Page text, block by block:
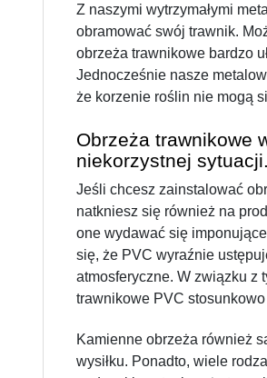
Z naszymi wytrzymałymi
obramować swój trawnik.
obrzeża trawnikowe bardzo
Jednocześnie nasze
że korzenie roślin nie mogą
Obrzeża trawnikowe
niekorzystnej
Jeśli chcesz zainstalować
natkniesz się również na
one wydawać się
się, że PVC wyraźnie
atmosferyczne. W związku z
trawnikowe PVC
Kamienne obrzeża również
wysiłku. Ponadto, wiele